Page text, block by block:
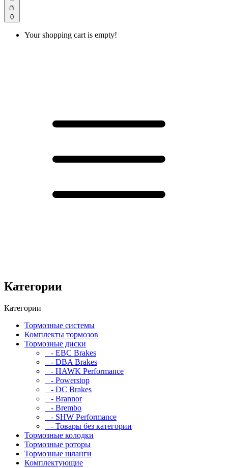
0
Your shopping cart is empty!
Категории
Категории
Тормозные системы
Комплекты тормозов
Тормозные диски
- EBC Brakes
- DBA Brakes
- HAWK Performance
- Powerstop
- DC Brakes
- Brannor
- Brembo
- SHW Performance
- Товары без категории
Тормозные колодки
Тормозные роторы
Тормозные шланги
Комплектующие